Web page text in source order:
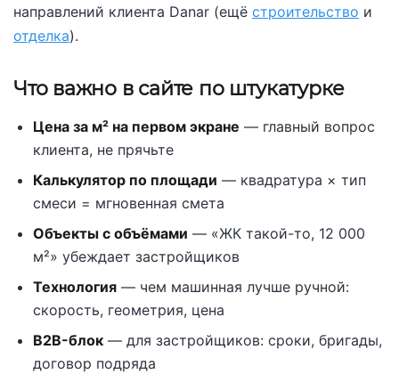
направлений клиента Danar (ещё строительство и
отделка).
Что важно в сайте по штукатурке
Цена за м² на первом экране — главный вопрос
клиента, не прячьте
Калькулятор по площади — квадратура × тип
смеси = мгновенная смета
Объекты с объёмами — «ЖК такой-то, 12 000
м²» убеждает застройщиков
Технология — чем машинная лучше ручной:
скорость, геометрия, цена
B2B-блок — для застройщиков: сроки, бригады,
договор подряда